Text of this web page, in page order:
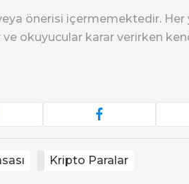
önerisi içermemektedir. Her
okuyucular karar verirken
Kripto Paralar